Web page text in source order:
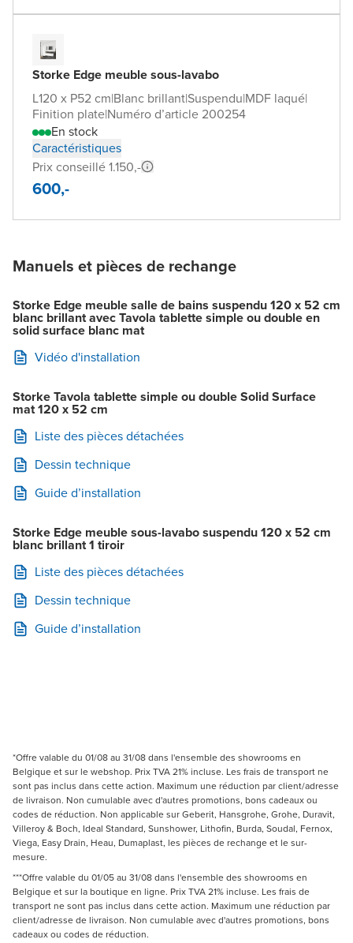
Storke Edge meuble sous-lavabo
L120 x P52 cm|Blanc brillant|Suspendu|MDF laqué|
Finition plate|Numéro d’article 200254
En stock
Caractéristiques
Prix conseillé 1.150,-
600,-
Manuels et pièces de rechange
Storke Edge meuble salle de bains suspendu 120 x 52 cm
blanc brillant avec Tavola tablette simple ou double en
solid surface blanc mat
Vidéo d'installation
Storke Tavola tablette simple ou double Solid Surface
mat 120 x 52 cm
Liste des pièces détachées
Dessin technique
Guide d’installation
Storke Edge meuble sous-lavabo suspendu 120 x 52 cm
blanc brillant 1 tiroir
Liste des pièces détachées
Dessin technique
Guide d’installation
*Offre valable du 01/08 au 31/08 dans l'ensemble des showrooms en
Belgique et sur le webshop. Prix TVA 21% incluse. Les frais de transport ne
sont pas inclus dans cette action. Maximum une réduction par client/adresse
de livraison. Non cumulable avec d'autres promotions, bons cadeaux ou
codes de réduction. Non applicable sur Geberit, Hansgrohe, Grohe, Duravit,
Villeroy & Boch, Ideal Standard, Sunshower, Lithofin, Burda, Soudal, Fernox,
Viega, Easy Drain, Heau, Dumaplast, les pièces de rechange et le sur-
mesure.
***Offre valable du 01/05 au 31/08 dans l'ensemble des showrooms en
Belgique et sur la boutique en ligne. Prix TVA 21% incluse. Les frais de
transport ne sont pas inclus dans cette action. Maximum une réduction par
client/adresse de livraison. Non cumulable avec d'autres promotions, bons
cadeaux ou codes de réduction.